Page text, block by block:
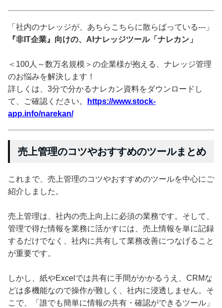
「社内のナレッジが、あちらこちらに散らばっている---」
『非IT企業』向けの、AIナレッジツール「ナレカン」
＜100人～数万名規模＞の企業様が抱える、ナレッジ管理
のお悩みを解決します！
詳しくは、3分で分かるナレカン資料をダウンロードし
て、ご確認ください。
https://www.stock-
app.info/narekan/
売上管理のコツやおすすめのツールまとめ
これまで、売上管理のコツやおすすめのツールを中心にご
紹介しました。
売上管理は、社内の売上向上に必須の業務です。そして、
管理で得た情報を業務に活かすには、売上情報を単に記録
するだけでなく、社内に共有して業務改善につなげること
が重要です。
しかし、紙やExcelでは共有に手間がかかるうえ、CRMな
どは多機能なので操作が難しく、社内に浸透しません。そ
こで、「誰でも簡単に情報の共有・確認ができるツール」